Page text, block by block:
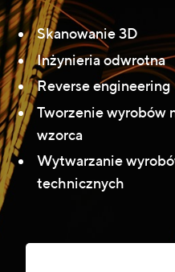
Skanowanie 3D
Inżynieria odwrotna
Reverse engineering
Tworzenie wyrobów
wzorca
Wytwarzanie
technicznych